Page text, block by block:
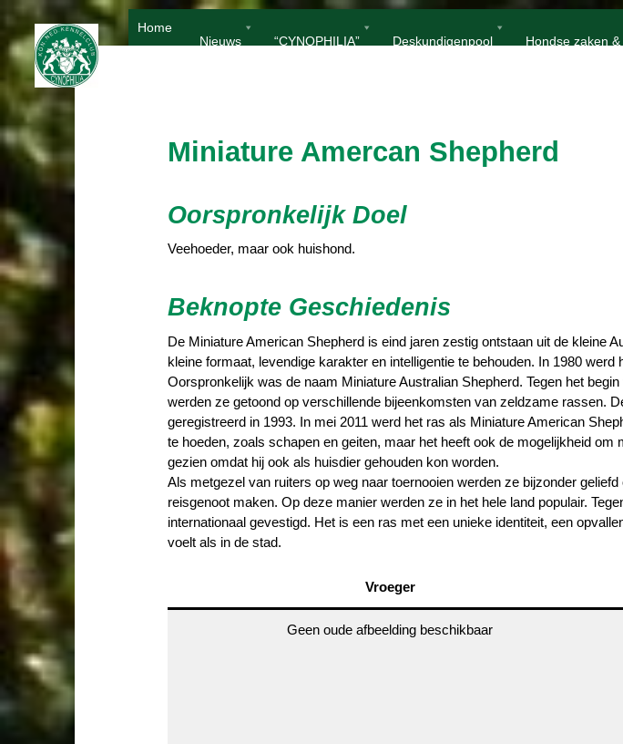
naar
de
inhoud
Home
Nieuws
“CYNOPHILIA” Deskundigenpool Hondse zaken
Miniature Amercan Shepherd
Oorspronkelijk Doel
Veehoeder, maar ook huishond.
Beknopte Geschiedenis
De Miniature American Shepherd is eind jaren zestig ontstaan uit de kleine
kleine formaat, levendige karakter en intelligentie te behouden. In 1980
Oorspronkelijk was de naam Miniature Australian Shepherd. Tegen het
werden ze getoond op verschillende bijeenkomsten van zeldzame rassen.
geregistreerd in 1993. In mei 2011 werd het ras als Miniature American
te hoeden, zoals schapen en geiten, maar het heeft ook de mogelijkheid
gezien omdat hij ook als huisdier gehouden kon worden.
Als metgezel van ruiters op weg naar toernooien werden ze bijzonder
reisgenoot maken. Op deze manier werden ze in het hele land populair.
internationaal gevestigd. Het is een ras met een unieke identiteit, een
voelt als in de stad.
Vroeger
Geen oude afbeelding beschikbaar